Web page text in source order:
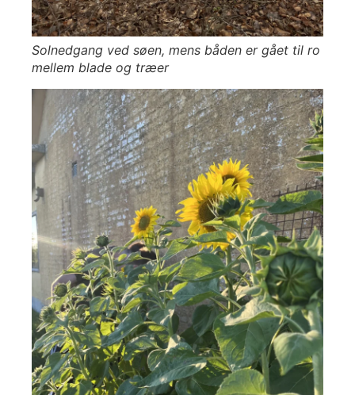
Solnedgang ved søen, mens båden er gået til ro
mellem blade og træer